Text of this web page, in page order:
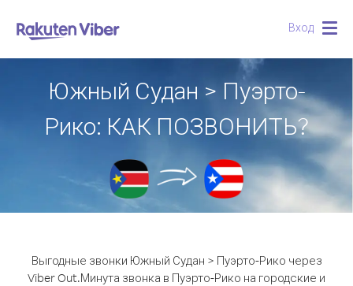
Вход
Южный Судан > Пуэрто-
Рико: КАК ПОЗВОНИТЬ?
Выгодные звонки Южный Судан > Пуэрто-Рико через
Viber Out.Минута звонка в Пуэрто-Рико на городские и